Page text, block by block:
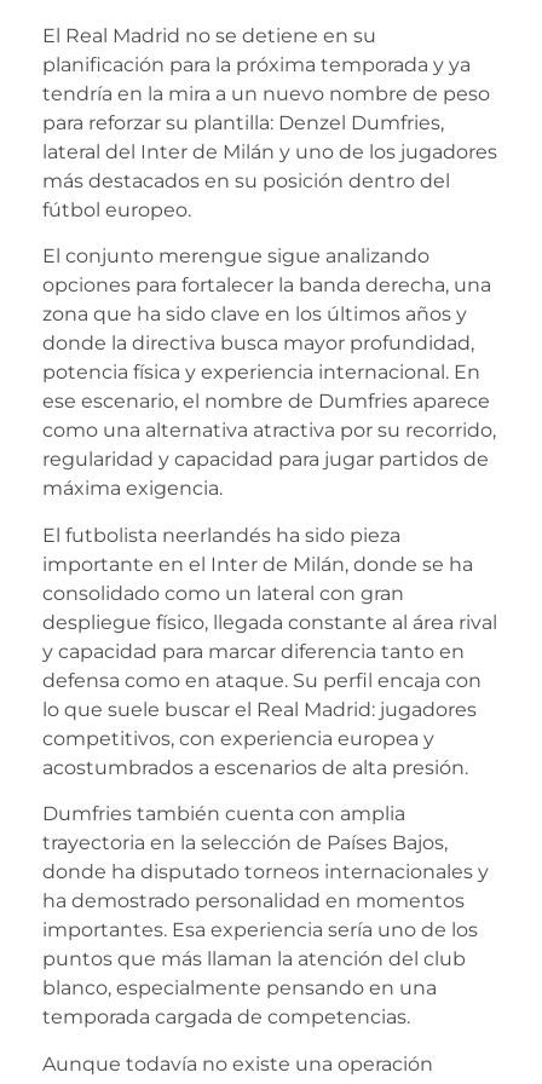
El Real Madrid no se detiene en su
planificación para la próxima temporada y ya
tendría en la mira a un nuevo nombre de peso
para reforzar su plantilla: Denzel Dumfries,
lateral del Inter de Milán y uno de los jugadores
más destacados en su posición dentro del
fútbol europeo.
El conjunto merengue sigue analizando
opciones para fortalecer la banda derecha, una
zona que ha sido clave en los últimos años y
donde la directiva busca mayor profundidad,
potencia física y experiencia internacional. En
ese escenario, el nombre de Dumfries aparece
como una alternativa atractiva por su recorrido,
regularidad y capacidad para jugar partidos de
máxima exigencia.
El futbolista neerlandés ha sido pieza
importante en el Inter de Milán, donde se ha
consolidado como un lateral con gran
despliegue físico, llegada constante al área rival
y capacidad para marcar diferencia tanto en
defensa como en ataque. Su perfil encaja con
lo que suele buscar el Real Madrid: jugadores
competitivos, con experiencia europea y
acostumbrados a escenarios de alta presión.
Dumfries también cuenta con amplia
trayectoria en la selección de Países Bajos,
donde ha disputado torneos internacionales y
ha demostrado personalidad en momentos
importantes. Esa experiencia sería uno de los
puntos que más llaman la atención del club
blanco, especialmente pensando en una
temporada cargada de competencias.
Aunque todavía no existe una operación